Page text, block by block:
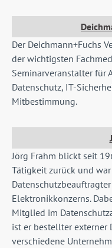
Der Deichmann+Fuchs
der wichtigsten
Seminarveranstalter für
Datenschutz, IT-
Mitbestimmung.
Jörg Frahm blickt seit
Tätigkeit zurück und
Elektronikkonzerns.
Mitglied im
ist er bestellter externer
verschiedene